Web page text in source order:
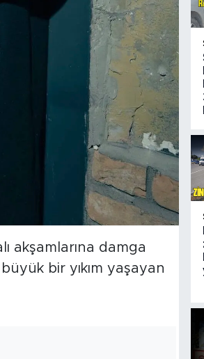
akşamlarına damga
bir yıkım yaşayan